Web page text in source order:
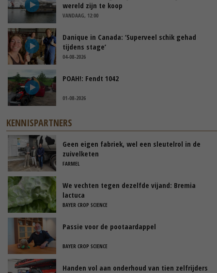
wereld zijn te koop
VANDAAG, 12:00
Danique in Canada: ‘Superveel schik gehad
tijdens stage’
04-08-2026
POAH!: Fendt 1042
01-08-2026
KENNISPARTNERS
Geen eigen fabriek, wel een sleutelrol in de
zuivelketen
FARMEL
We vechten tegen dezelfde vijand: Bremia
lactuca
BAYER CROP SCIENCE
Passie voor de pootaardappel
BAYER CROP SCIENCE
Handen vol aan onderhoud van tien zelfrijders